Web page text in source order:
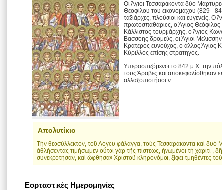
Οι Άγιοι Τεσσαράκοντα δύο
Θεοφίλου του εικονομάχου (829 -
ταξιάρχες, πλούσιοι και ευγενείς.
πρωτοσπαθάριος, ο Άγιος Θεόφιλος
Κάλλιστος τουρμάρχης, ο Άγιος
Βασσόης δρομεύς, οι Άγιοι
Κρατερός ευνούχος, ο άλλος Άγιος
Κύριλλος επίσης στρατηγός.
Υπερασπιζόμενοι το 842 μ.Χ. την
τους Άραβες και αποκεφαλίσθηκαν
αλλαξοπιστήσουν.
Απολυτίκιο
Τὴν θεοσύλλεκτον, τοῦ Λόγου φάλαγγα, τοὺς Τεσσαράκοντα καὶ δυὸ
ἀθλήσαντας τιμήσωμεν οὗτοι γὰρ τῆς πίστεως, ἡνωμένοι τὴ χάριτι ,
συνεκρότησαν, καὶ ὤφθησαν Χριστοῦ κληρονόμοι, ξίφει τμηθέντες
Εορταστικές Ημερομηνίες